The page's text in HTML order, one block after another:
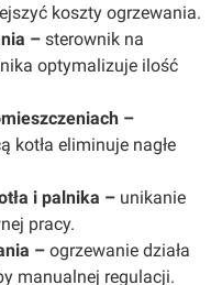
koszty ogrzewania.
– sterownik na
optymalizuje ilość
–
kotła eliminuje nagłe
i palnika – unikanie
pracy.
– ogrzewanie działa
manualnej regulacji.